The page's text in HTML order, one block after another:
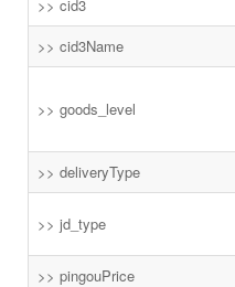
>> cid3
>> cid3Name
>> goods_level
>> deliveryType
>> jd_type
>> pingouPrice